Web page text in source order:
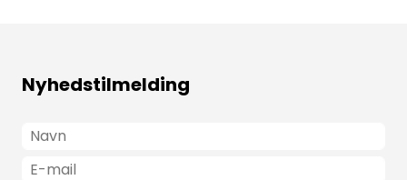
Nyhedstilmelding